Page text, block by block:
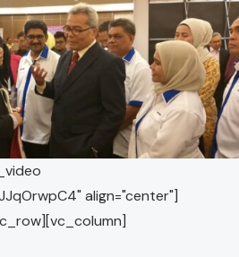
align="center"]